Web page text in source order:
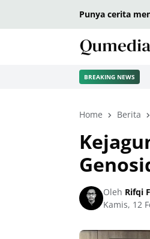
Punya cerita
BREAKING NEWS
Home Berita
Oleh Rifqi
Kamis, 12